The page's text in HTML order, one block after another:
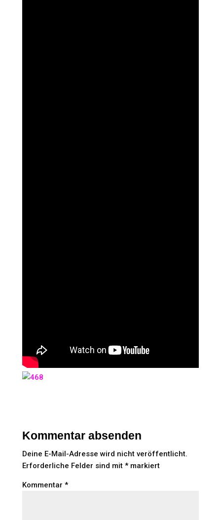
Kommentar absenden
Deine E-Mail-Adresse wird nicht veröffentlicht.
Erforderliche Felder sind mit *markiert
Kommentar *